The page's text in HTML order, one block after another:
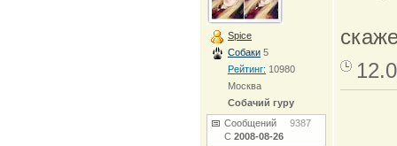
Spice
Собаки 5
Рейтинг: 10980
Москва
Собачий гуру
Сообщений 9387
С 2008-08-26